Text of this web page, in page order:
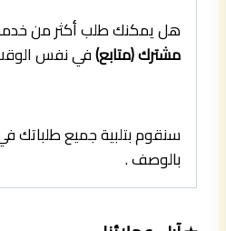
هل يمكنك طلب أكثر من
مشترك (متابع)في نفس
سنقوم بتلبية جميع طلباتك
بالوصف .